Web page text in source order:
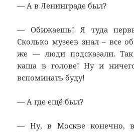
— А в Ленинграде был?
— Обижаешь! Я туда
Сколько музеев знал – все
же — люди подсказали. Так
каша в голове! Ну и
вспоминать буду!
— А где ещё был?
— Ну, в Москве конечно,